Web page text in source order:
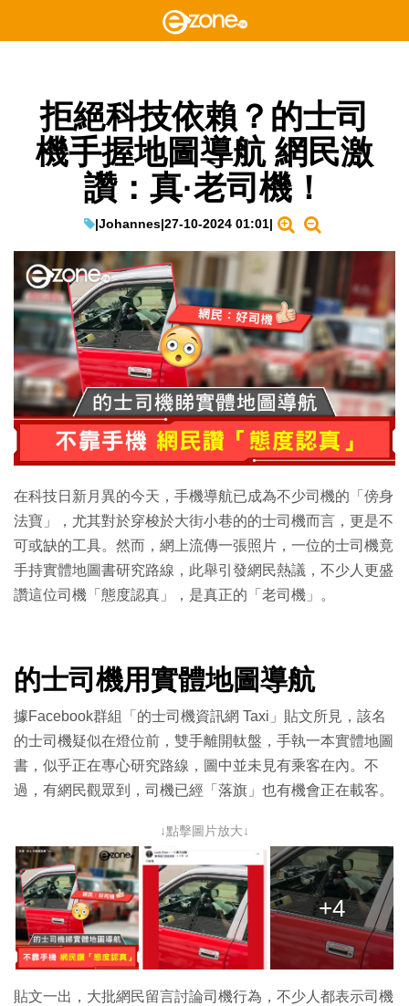
拒絕科技依賴？的士司
機手握地圖導航 網民激
讚：真·老司機！
|Johannes|27-10-2024 01:01|
在科技日新月異的今天，手機導航已成為不少司機的「傍身
法寶」，尤其對於穿梭於大街小巷的的士司機而言，更是不
可或缺的工具。然而，網上流傳一張照片，一位的士司機竟
手持實體地圖書研究路線，此舉引發網民熱議，不少人更盛
讚這位司機「態度認真」，是真正的「老司機」。
的士司機用實體地圖導航
據Facebook群組「的士司機資訊網 Taxi」貼文所見，該名
的士司機疑似在燈位前，雙手離開軚盤，手執一本實體地圖
書，似乎正在專心研究路線，圖中並未見有乘客在內。不
過，有網民觀眾到，司機已經「落旗」也有機會正在載客。
↓點擊圖片放大↓
+4
貼文一出，大批網民留言討論司機行為，不少人都表示司機